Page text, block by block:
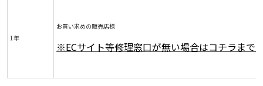
1年
お買い求めの販売店様
※ECサイト等修理窓口が無い場合はコチラまで